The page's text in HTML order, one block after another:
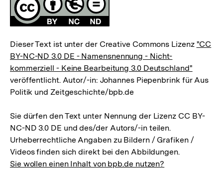
Dieser Text ist unter der Creative Commons Lizenz "CC
BY-NC-ND 3.0 DE - Namensnennung - Nicht-
kommerziell - Keine Bearbeitung 3.0 Deutschland"
veröffentlicht. Autor/-in: Johannes Piepenbrink für Aus
Politik und Zeitgeschichte/bpb.de
Sie dürfen den Text unter Nennung der Lizenz CC BY-
NC-ND 3.0 DE und des/der Autors/-in teilen.
Urheberrechtliche Angaben zu Bildern / Grafiken /
Videos finden sich direkt bei den Abbildungen.
Sie wollen einen Inhalt von bpb.de nutzen?